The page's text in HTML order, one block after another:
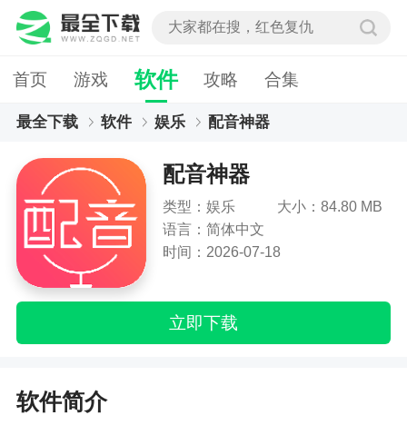
首页 游戏 软件 攻略 合集
最全下载 软件 娱乐 配音神器
配音神器
类型：娱乐
大小：84.80 MB
语言：简体中文
时间：2026-07-18
立即下载
软件简介